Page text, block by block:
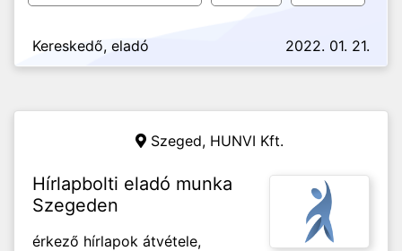
Kereskedő, eladó 2022. 01. 21.
Szeged, HUNVI Kft.
Hírlapbolti eladó munka
Szegeden
érkező hírlapok átvétele,